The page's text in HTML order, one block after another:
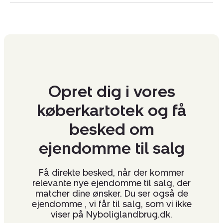
Start dit salg med at få gratis og uforpligtende
salgsvurdering hos os. Vi tilbyder altid et uforpligtende
besøg på din bedrift eller ejendom, hvor vi gennemgår
prisniveauet, markedet og salgsmuligheder. Fuld
diskretion er en selvfølge, ligesom vi altid kun
repræsenterer en part i handlerne.
Opret dig i vores
køberkartotek og få
besked om
ejendomme til salg
Få direkte besked, når der kommer
relevante nye ejendomme til salg, der
matcher dine ønsker. Du ser også de
ejendomme , vi får til salg, som vi ikke
viser på Nyboliglandbrug.dk.